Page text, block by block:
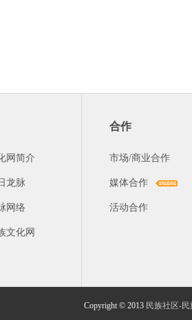
网简介
龙脉
网络
文化网
合作
市场/商业合作
媒体合作
活动合作
Copyright © 2013 民族社区-